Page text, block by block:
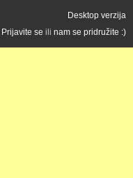
Desktop verzija
Prijavite se ili nam se pridružite :)